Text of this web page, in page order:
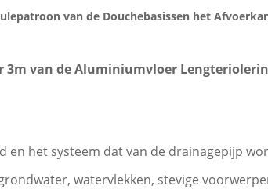
van de Douchebasissen het
3m van de Aluminiumvloer
en het systeem dat van de drainagepijp
watervlekken, stevige